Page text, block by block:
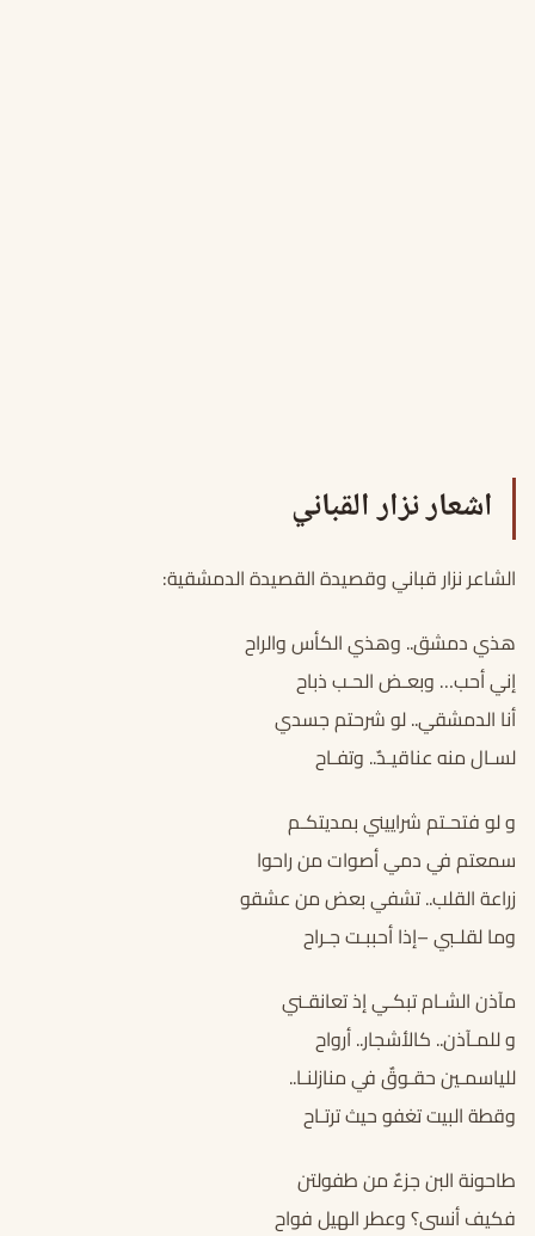
اشعار نزار القباني
الشاعر نزار قباني وقصيدة القصيدة الدمشقية:
هذي دمشق.. وهذي الكأس والراح
إني أحب… وبعـض الحـب ذباح
أنا الدمشقي.. لو شرحتم جسدي
لسـال منه عناقيـدٌ.. وتفـاح
و لو فتحـتم شراييني بمديتكـم
سمعتم في دمي أصوات من راحوا
زراعة القلب.. تشفي بعض من عشقو
وما لقلـبي –إذا أحببـت جـراح
مآذن الشـام تبكـي إذ تعانقـني
و للمـآذن.. كالأشجار.. أرواح
للياسمـين حقـوقٌ في منازلنـا..
وقطة البيت تغفو حيث ترتـاح
طاحونة البن جزءٌ من طفولتن
فكيف أنسى؟ وعطر الهيل فواح